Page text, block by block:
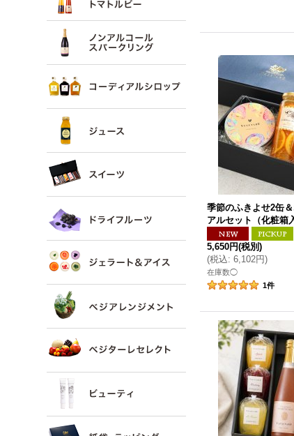
季節のふきよせ2缶
アルセット（化粧箱
5,650円(税別)
(税込: 6,102円)
在庫数◯
1件